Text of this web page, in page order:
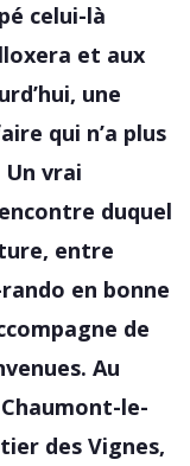
celui-là
et aux
une
qui n’a plus
vrai
duquel
entre
en bonne
de
Au
le-
des Vignes,